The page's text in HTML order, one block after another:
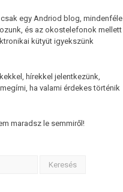
egy Andriod blog, mindenféle
és az okostelefonok mellett
kütyüt igyekszünk
hírekkel jelentkezünk,
ha valami érdekes történik
maradsz le semmiről!